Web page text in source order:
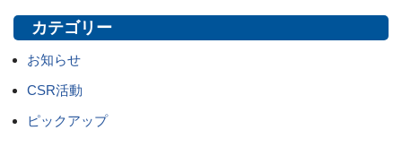
カテゴリー
お知らせ
CSR活動
ピックアップ